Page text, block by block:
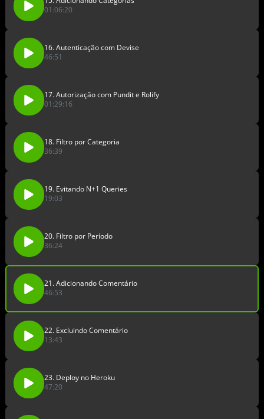
01:06:20
16. Autenticação com Devise
46:51
17. Autorização com Pundit e Rolify
01:29:16
18. Filtro por Categoria
36:39
19. Evitando N+1 Queries
19:03
20. Filtro por Período
36:24
21. Adicionando Comentário
46:53
22. Excluindo Comentário
13:43
23. Deploy no Heroku
47:20